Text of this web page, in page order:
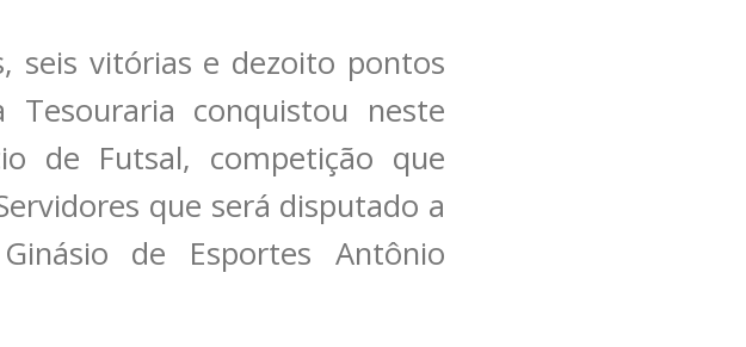
seis vitórias e dezoito pontos
Tesouraria conquistou neste
de Futsal, competição que
que será disputado a
de Esportes Antônio